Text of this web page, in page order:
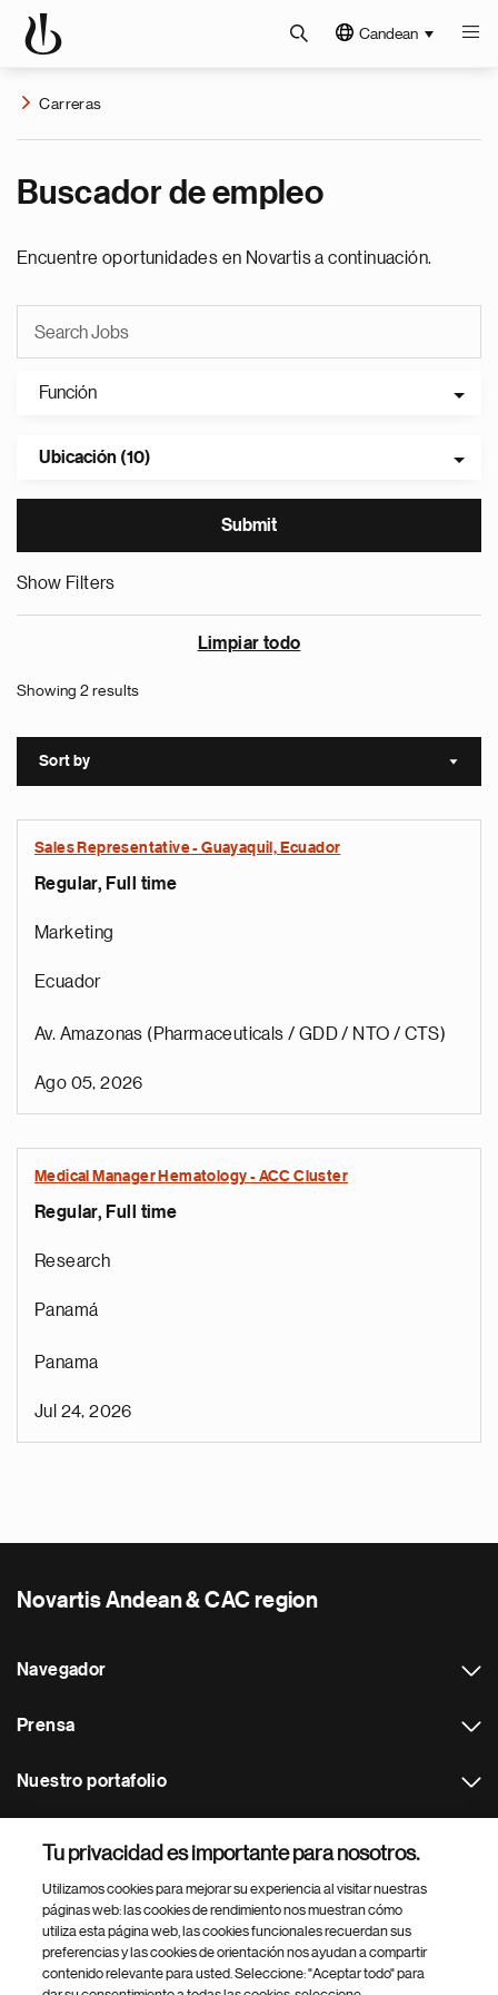
Candean
Carreras
Buscador de empleo
Encuentre oportunidades en Novartis a continuación.
Función
Ubicación (10)
Show Filters
Limpiar todo
Showing 2 results
Sort by Sort
Sales Representative - Guayaquil, Ecuador
Regular, Full time
Marketing
Ecuador
Av. Amazonas (Pharmaceuticals / GDD / NTO / CTS)
Ago 05, 2026
Medical Manager Hematology - ACC Cluster
Regular, Full time
Research
Panamá
Panama
Jul 24, 2026
Novartis Andean & CAC region
Navegador
Prensa
Nuestro portafolio
Footer Site Search
Tu privacidad es importante para nosotros.
Utilizamos cookies para mejorar su experiencia al visitar nuestras
páginas web: las cookies de rendimiento nos muestran cómo
utiliza esta página web, las cookies funcionales recuerdan sus
preferencias y las cookies de orientación nos ayudan a compartir
contenido relevante para usted. Seleccione: "Aceptar todo" para